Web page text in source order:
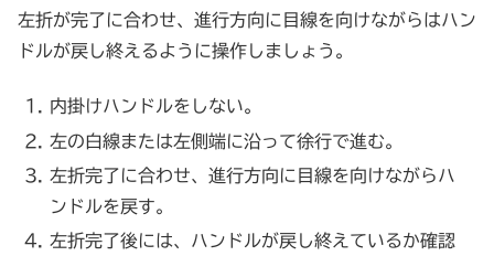
左折が完了に合わせ、進行方向に目線を向けながらはハン
ドルが戻し終えるように操作しましょう。
内掛けハンドルをしない。
左の白線または左側端に沿って徐行で進む。
左折完了に合わせ、進行方向に目線を向けながらハ
ンドルを戻す。
左折完了後には、ハンドルが戻し終えているか確認